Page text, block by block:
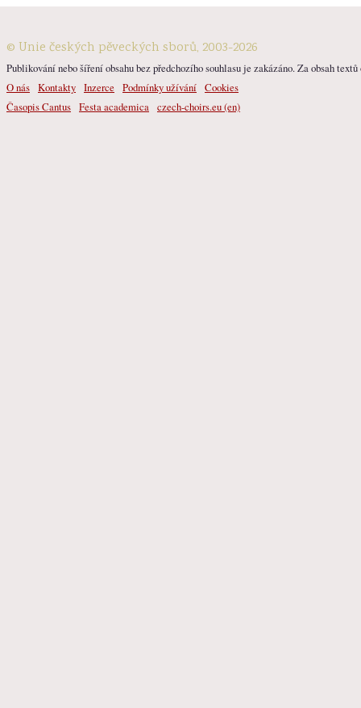
© Unie českých pěveckých sborů, 2003-2026
Publikování nebo šíření obsahu bez předchozího souhlasu je zakázáno. Za obsah
O nás Kontakty Inzerce Podmínky užívání Cookies
Časopis Cantus Festa academica czech-choirs.eu (en)